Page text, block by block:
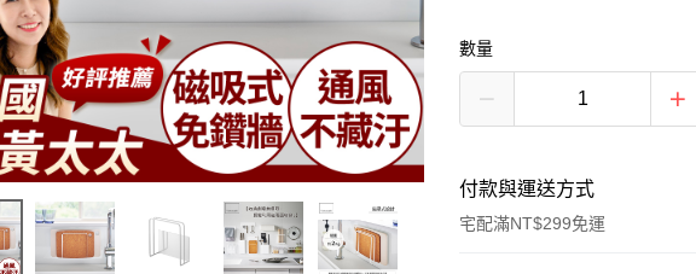
數量
付款與運送方式
宅配滿NT$299免運